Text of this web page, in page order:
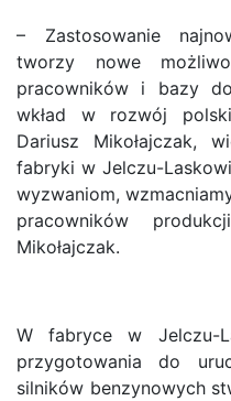
– Zastosowanie
tworzy nowe
pracowników i bazy
wkład w rozwój
Dariusz Mikołajczak,
fabryki w Jelczu-
wyzwaniom,
pracowników
Mikołajczak.
W fabryce w Jelczu-
przygotowania do
silników benzynowych